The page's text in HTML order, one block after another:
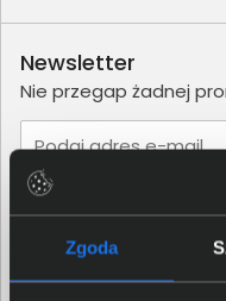
Zgoda
Newsletter
Nie przegap żadnej
Podaj adres e-mail